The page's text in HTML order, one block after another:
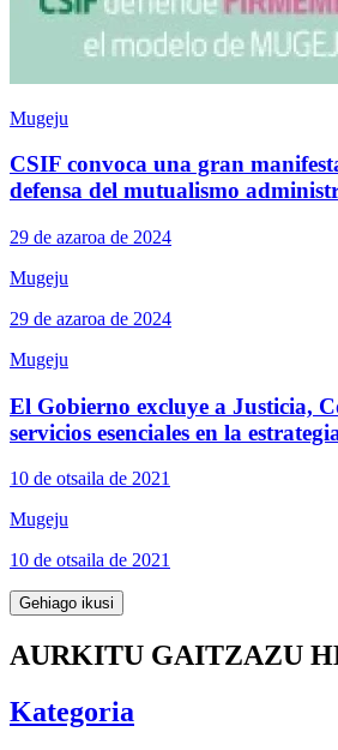
Mugeju
CSIF convoca una gran
defensa del mutualismo
29 de azaroa de 2024
Mugeju
29 de azaroa de 2024
Mugeju
El Gobierno excluye a Justicia,
servicios esenciales en la
10 de otsaila de 2021
Mugeju
10 de otsaila de 2021
Gehiago ikusi
AURKITU GAITZAZU
Kategoria